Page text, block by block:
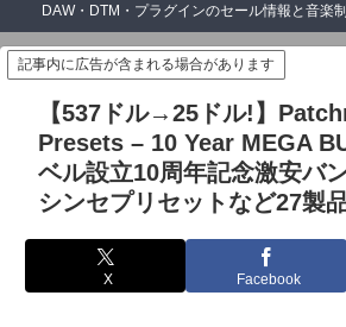
DAW・DTM・プラグインのセール情報と音楽
記事内に広告が含まれる場合があります
【537ドル→25ドル!】
Presets – 10 Year MEGA
ベル設立10周年記念激安バ
シンセプリセットなど27製品
X Facebook